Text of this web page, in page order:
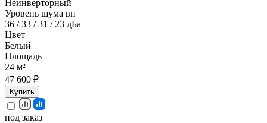
Неинверторный
Уровень шума вн
36 / 33 / 31 / 23 дБа
Цвет
Белый
Площадь
24 м²
47 600 ₽
Купить
под заказ